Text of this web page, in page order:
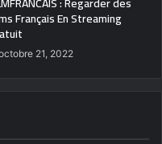
Français En Streaming
21, 2022